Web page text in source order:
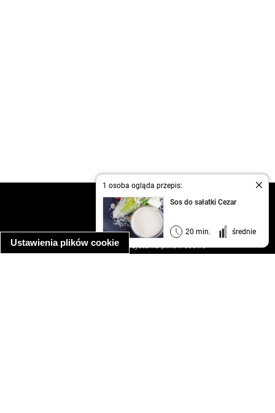
Ustawienia plików cookie
1 osoba ogląda przepis:
Sos do sałatki Cezar
20 min. średnie
kontakt
regulamin
informacja o prywatności
informacja o wykorzystaniu plików cookie